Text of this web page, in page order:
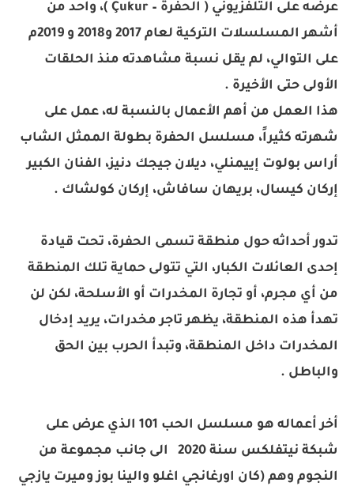
عرضه على التلفزيوني ( الحفرة – Çukur )، واحد من
أشهر المسلسلات التركية لعام 2017 و2018 و 2019م
على التوالي، لم يقل نسبة مشاهدته منذ الحلقات
الأولى حتى الأخيرة .
هذا العمل من أهم الأعمال بالنسبة له، عمل على
شهرته كثيراً، مسلسل الحفرة بطولة الممثل الشاب
أراس بولوت إييمنلي، ديلان جيجك دنيز، الفنان الكبير
إركان كيسال، بريهان سافاش، إركان كولشاك .
تدور أحداثه حول منطقة تسمى الحفرة، تحت قيادة
إحدى العائلات الكبار، التي تتولى حماية تلك المنطقة
من أي مجرم، أو تجارة المخدرات أو الأسلحة، لكن لن
تهدأ هذه المنطقة، يظهر تاجر مخدرات، يريد إدخال
المخدرات داخل المنطقة، وتبدأ الحرب بين الحق
والباطل .
أخر أعماله هو مسلسل الحب 101 الذي عرض على
شبكة نيتفلكس سنة 2020 الى جانب مجموعة من
النجوم وهم (كان اورغانجي اغلو والينا بوز وميرت يازجي